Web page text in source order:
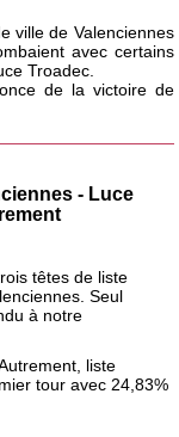
ville de Valenciennes
avec certains
Troadec.
de la victoire de
- Luce
têtes de liste
Seul
à notre
liste
tour avec 24,83%